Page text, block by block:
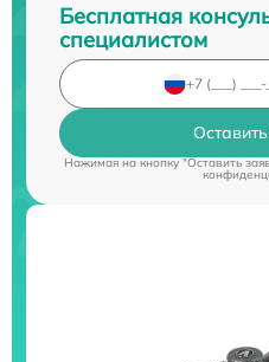
Бесплатная
специалистом
Нажимая на кнопку "Оставить